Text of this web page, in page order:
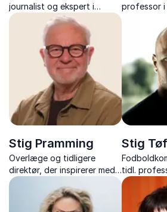
journalist og ekspert i
Mellemøsten med 35 års
erfaring fra verdens
brændpunkter.
professor i
af NATO
sikkerhed,
netop
Sikkerhed.
Stig Pramming
Overlæge og tidligere
direktør, der inspirerer med
viden om neurovidenskab
og praktiske vaner, der
holder hjernen skarp – hele
Stig
tidl.
og intense
livet på og